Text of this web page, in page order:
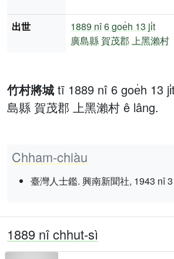
竹村將城 tī 1889 nî 6 goe̍h 13
島縣 賀茂郡 上黑瀨村 ê lâng.
Chham-chiàu
臺灣人士鑑. 興南新聞社, 1943 nî
出世 1889 nî6 goe̍h 13 ji̍t
廣島縣賀茂郡 上黑瀨村
1889 nî chhut-sì